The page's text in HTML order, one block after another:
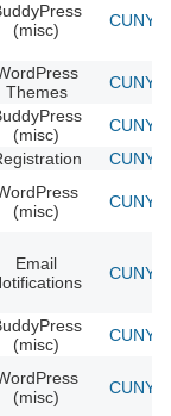
(misc)
CUNY
Themes
CUNY
(misc)
CUNY
CUNY
(misc)
CUNY
Email
CUNY
(misc)
CUNY
(misc)
CUNY